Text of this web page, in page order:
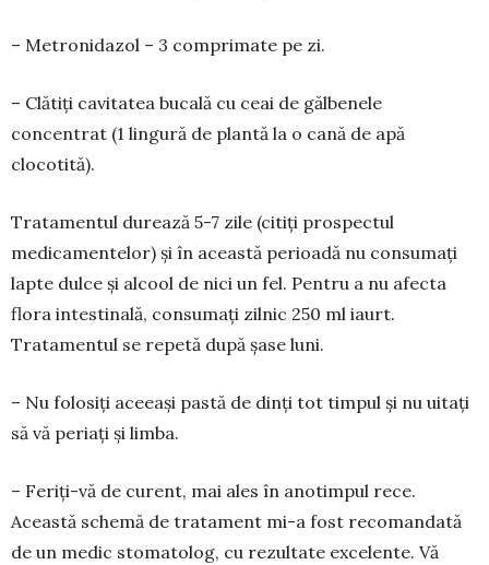
– Metronidazol – 3 comprimate pe zi.
– Clătiți cavitatea bucală cu ceai de gălbenele
concentrat (1 lingură de plantă la o cană de apă
clocotită).
Tratamentul durează 5-7 zile (citiți prospectul
medicamentelor) și în această perioadă nu consu­mați
lapte dulce și alcool de nici un fel. Pentru a nu afecta
flora intestinală, consumați zilnic 250 ml iaurt.
Tratamentul se repetă după șase luni.
– Nu folosiți aceeași pastă de dinți tot timpul și nu uitați
să vă periați și limba.
– Feriți-vă de curent, mai ales în anotimpul rece.
Această schemă de tratament mi-a fost reco­mandată
de un medic stomatolog, cu rezultate exce­lente. Vă